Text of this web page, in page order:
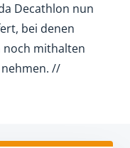
Decathlon nun
bei denen
noch mithalten
//